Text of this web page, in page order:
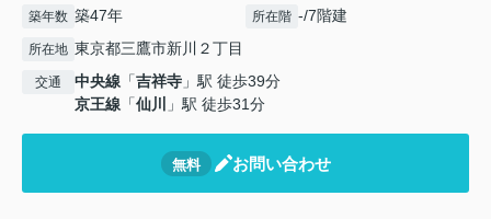
築年数 築47年 所在階 -/7階建
所在地 東京都三鷹市新川２丁目
交通 中央線 「吉祥寺 」駅 徒歩39分
京王線 「仙川 」駅 徒歩31分
無料 お問い合わせ